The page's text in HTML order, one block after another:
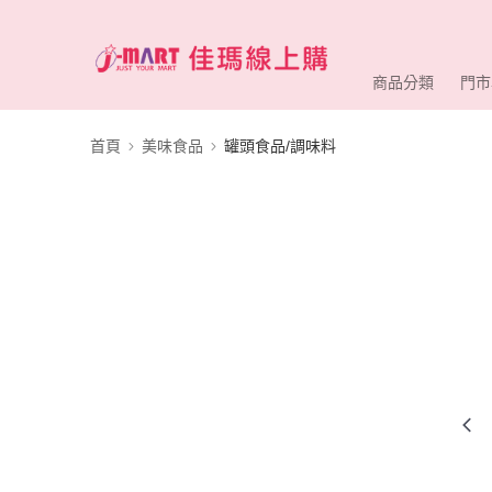
商品分類 門
首頁 美味食品 罐頭食品/調味料